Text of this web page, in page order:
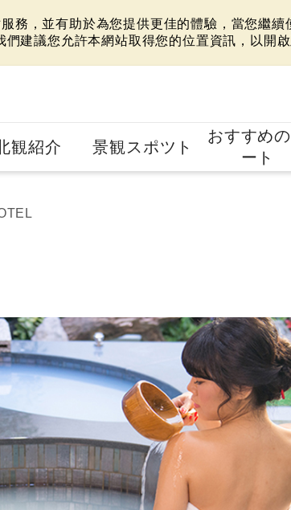
務，並有助於為您提供更佳的體驗，當您繼
建議您允許本網站取得您的位置資訊，以開啟
観紹介 景観スポツト
おすすめ
ート